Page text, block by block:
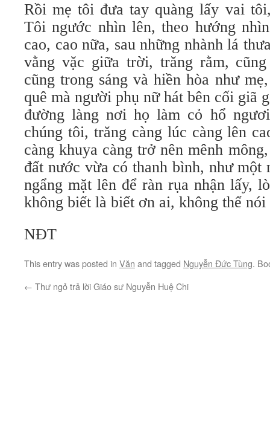
Rồi mẹ tôi đưa tay quàng lấy vai
Tôi ngước nhìn lên, theo hướng
cao, cao nữa, sau những nhành lá
vằng vặc giữa trời, trăng rằm,
cũng trong sáng và hiền hòa như
quê mà người phụ nữ hát bên cối giã
đường làng nơi họ làm cỏ hổ
chúng tôi, trăng càng lúc càng lên
càng khuya càng trở nên mênh
đất nước vừa có thanh bình, như một
ngẩng mặt lên để ràn rụa nhận lấy,
không biết là biết ơn ai, không thể
NĐT
This entry was posted in Văn and tagged Nguyễn Đức Tùng.
← Thư ngỏ trả lời Giáo sư Nguyễn Huệ Chi